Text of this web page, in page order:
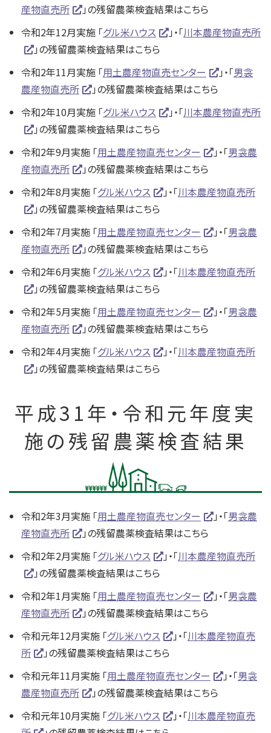
産物直売所
」の残留農薬検査結果はこちら
令和2年12月実施 「グル米ハウス 」・「川本農産物直売所
」の残留農薬検査結果はこちら
令和2年11月実施 「用土農産物直売センター 」・「男衾
農産物直売所
」の残留農薬検査結果はこちら
令和2年10月実施 「グル米ハウス 」・「川本農産物直売所
」の残留農薬検査結果はこちら
令和2年9月実施 「用土農産物直売センター 」・「男衾農
産物直売所
」の残留農薬検査結果はこちら
令和2年8月実施 「グル米ハウス 」・「川本農産物直売所
」の残留農薬検査結果はこちら
令和2年7月実施 「用土農産物直売センター 」・「男衾農
産物直売所
」の残留農薬検査結果はこちら
令和2年6月実施 「グル米ハウス 」・「川本農産物直売所
」の残留農薬検査結果はこちら
令和2年5月実施 「用土農産物直売センター 」・「男衾農
産物直売所
」の残留農薬検査結果はこちら
令和2年4月実施 「グル米ハウス 」・「川本農産物直売所
」の残留農薬検査結果はこちら
平成31年・令和元年度実
施の残留農薬検査結果
令和2年3月実施 「用土農産物直売センター 」・「男衾農
産物直売所
」の残留農薬検査結果はこちら
令和2年2月実施 「グル米ハウス 」・「川本農産物直売所
」の残留農薬検査結果はこちら
令和2年1月実施 「用土農産物直売センター 」・「男衾農
産物直売所
」の残留農薬検査結果はこちら
令和元年12月実施 「グル米ハウス 」・「川本農産物直売
所
」の残留農薬検査結果はこちら
令和元年11月実施 「用土農産物直売センター 」・「男衾
農産物直売所
」の残留農薬検査結果はこちら
令和元年10月実施 「グル米ハウス 」・「川本農産物直売